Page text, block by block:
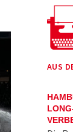
AUS